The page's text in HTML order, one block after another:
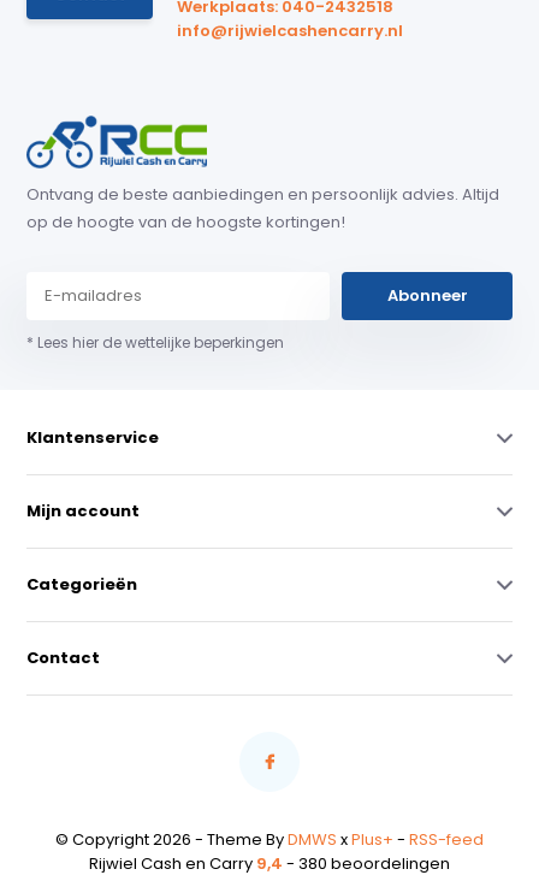
Werkplaats: 040-2432518
info@rijwielcashencarry.nl
Ontvang de beste aanbiedingen en persoonlijk advies. Altijd
op de hoogte van de hoogste kortingen!
Abonneer
* Lees hier de wettelijke beperkingen
Klantenservice
Mijn account
Categorieën
Contact
© Copyright 2026 - Theme ByDMWS xPlus+ - RSS-feed
Rijwiel Cash en Carry 9,4 - 380 beoordelingen